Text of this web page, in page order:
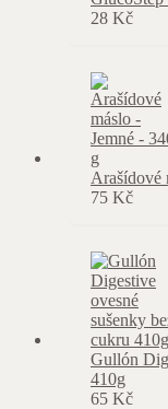
28 Kč
Arašídové
75 Kč
Gullón
410g
65 Kč